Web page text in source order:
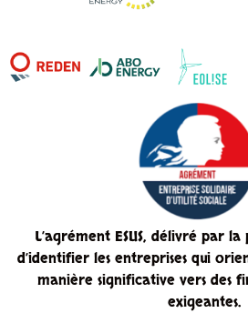
L’agrément ESUS, délivré par
d’identifier les entreprises qui
manière significative vers des
exigeantes.